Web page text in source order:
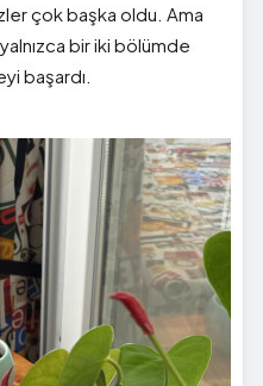
çok başka oldu. Ama
bir iki bölümde
başardı.